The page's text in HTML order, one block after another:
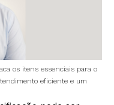
os itens essenciais para o
eficiente e um